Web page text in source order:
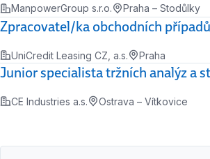
ManpowerGroup s.r.o.
Praha – Stodůlky
Zpracovatel/ka obchodních
UniCredit Leasing CZ, a.s. Praha
Junior specialista tržních analýz a
CE Industries a.s. Ostrava – Vítkovice